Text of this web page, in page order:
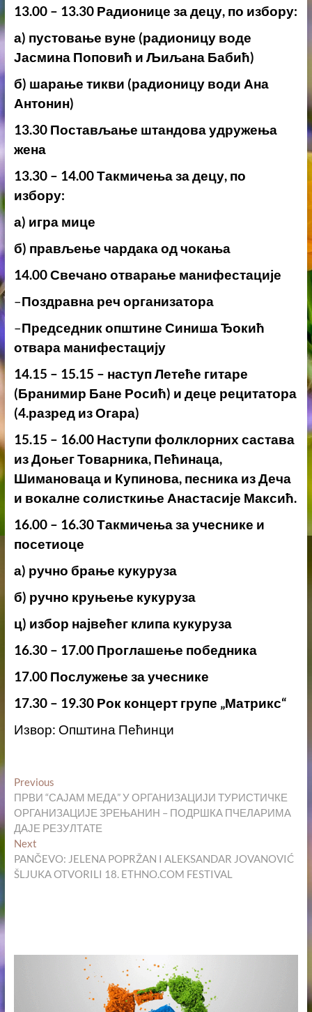
13.00 – 13.30 Радионице за децу, по избору:
а) пустовање вуне (радионицу воде
Јасмина Поповић и Љиљана Бабић)
б) шарање тикви (радионицу води Ана
Антонин)
13.30 Постављање штандова удружења
жена
13.30 – 14.00 Такмичења за децу, по
избору:
а) игра мице
б) прављење чардака од чокања
14.00 Свечано отварање манифестације
–Поздравна реч организатора
–Председник општине Синиша Ђокић
отвара манифестацију
14.15 – 15.15 – наступ Летеће гитаре
(Бранимир Бане Росић) и деце рецитатора
(4.разред из Огара)
15.15 – 16.00 Наступи фолклорних састава
из Доњег Товарника, Пећинаца,
Шимановаца и Купинова, песника из Деча
и вокалне солисткиње Анастасије Максић.
16.00 – 16.30 Такмичења за учеснике и
посетиоце
а) ручно брање кукуруза
б) ручно круњење кукуруза
ц) избор највећег клипа кукуруза
16.30 – 17.00 Проглашење победника
17.00 Послужење за учеснике
17.30 – 19.30 Рок концерт групе „Матрикс“
Извор: Општина Пећинци
Кретање
чланка
PreviousPrevious
post:
ПРВИ “САЈАМ МЕДА” У ОРГАНИЗАЦИЈИ ТУРИСТИЧКЕ
ОРГАНИЗАЦИЈЕ ЗРЕЊАНИН – ПОДРШКА ПЧЕЛАРИМА
ДАЈЕ РЕЗУЛТАТЕ
NextNext
post:
PANČEVO: JELENA POPRŽAN I ALEKSANDAR JOVANOVIĆ
ŠLJUKA OTVORILI 18. ETHNO.COM FESTIVAL